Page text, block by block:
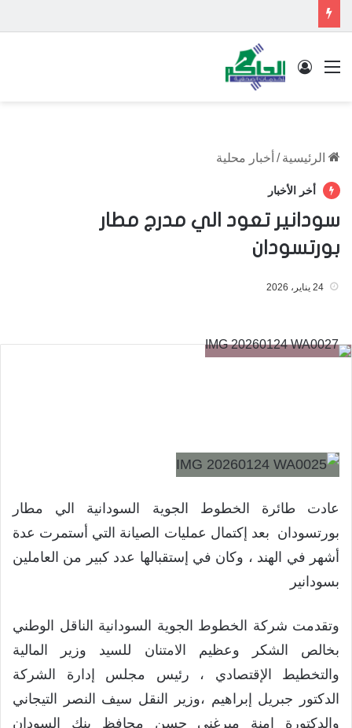
القائمة تسجيل الدخول
الرئيسية / أخبار محلية
أخر الأخبار
سودانير تعود الي مدرج مطار
بورتسودان
24 يناير، 2026
عادت طائرة الخطوط الجوية السودانية الي مطار
بورتسودان بعد إكتمال عمليات الصيانة التي أستمرت عدة
أشهر في الهند ، وكان في إستقبالها عدد كبير من العاملين
بسودانير
وتقدمت شركة الخطوط الجوية السودانية الناقل الوطني
بخالص الشكر وعظيم الامتنان للسيد وزير المالية
والتخطيط الإقتصادي ، رئيس مجلس إدارة الشركة
الدكتور جبريل إبراهيم ،وزير النقل سيف النصر التيجاني
والدكتورة امنة ميرغني حسن محافظ بنك السودان